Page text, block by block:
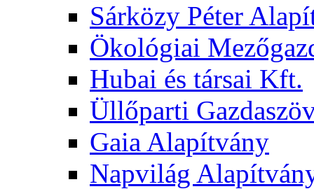
Sárközy Péter
Ökológiai
Hubai és társai Kft.
Üllőparti
Gaia Alapítvány
Napvilág